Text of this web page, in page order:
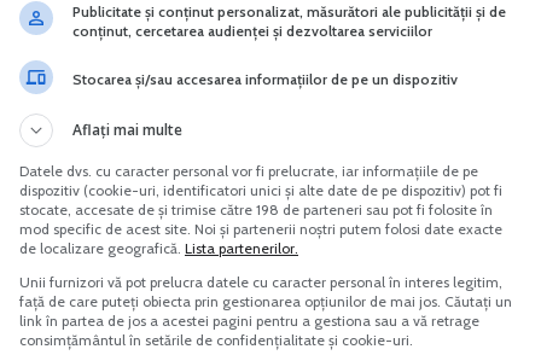
fiscal (5 ani potrivit reglementarilor anterioare) -
regimului produselor accizabile,
fiscal (1 an potrivit reglementarilor anterioare) -
Publicitate și conținut personalizat, măsurători ale publicității și de
conținut, cercetarea audienței și dezvoltarea serviciilor
Stocarea și/sau accesarea informațiilor de pe un dispozitiv
Aflați mai multe
Datele dvs. cu caracter personal vor fi prelucrate, iar informațiile de pe
dispozitiv (cookie-uri, identificatori unici și alte date de pe dispozitiv) pot fi
stocate, accesate de și trimise către 198 de parteneri sau pot fi folosite în
mod specific de acest site. Noi și partenerii noștri putem folosi date exacte
de localizare geografică. Lista partenerilor.
Unii furnizori vă pot prelucra datele cu caracter personal în interes legitim,
față de care puteți obiecta prin gestionarea opțiunilor de mai jos. Căutați un
link în partea de jos a acestei pagini pentru a gestiona sau a vă retrage
consimțământul în setările de confidențialitate și cookie-uri.